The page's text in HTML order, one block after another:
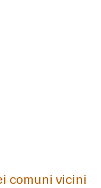
comuni vicini